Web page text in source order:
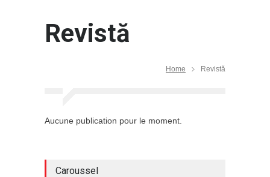
Revistă
Home Revistă
Aucune publication pour le moment.
Caroussel